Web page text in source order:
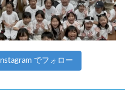
Instagram でフォロー